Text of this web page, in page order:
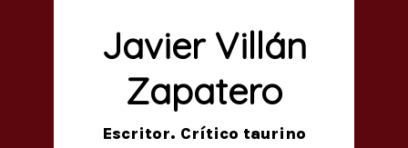
Javier Villán
Zapatero
Escritor. Crítico taurino